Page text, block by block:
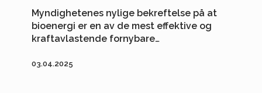
Myndighetenes nylige bekreftelse på at
bioenergi er en av de mest effektive og
kraftavlastende fornybare…
03.04.2025